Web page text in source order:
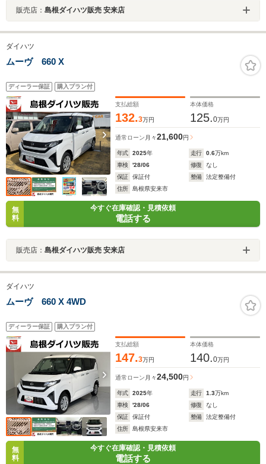
販売店： 島根ダイハツ販売 安来店
ダイハツ
ムーヴ 660 X
ディーラー保証 購入プラン付
支払総額
132.3万円
本体価格
125.0万円
通常ローン 月々21,600円
年式 2025年 走行 0.6万km
車検
'28/06 修復
なし
保証
保証付 整備
法定整備付
住所
島根県安来市
無
料
今すぐ在庫確認・見積依頼
電話する
販売店： 島根ダイハツ販売 安来店
ダイハツ
ムーヴ 660 X 4WD
ディーラー保証 購入プラン付
支払総額
147.3万円
本体価格
140.0万円
通常ローン 月々24,500円
年式 2025年 走行 1.3万km
車検
'28/06 修復
なし
保証
保証付 整備
法定整備付
住所
島根県安来市
無
料
今すぐ在庫確認・見積依頼
電話する